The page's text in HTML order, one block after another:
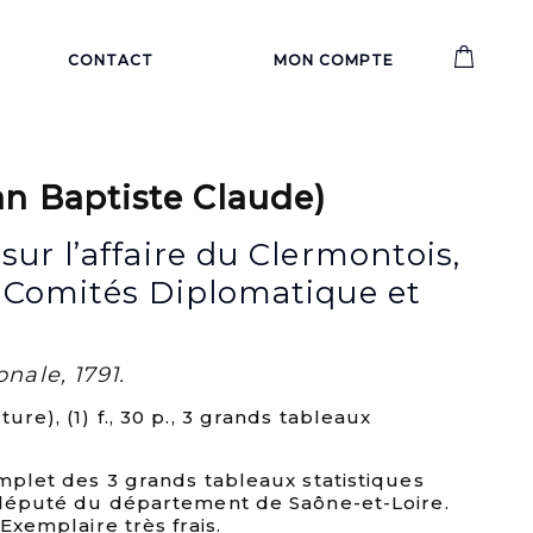
CONTACT MON COMPTE
Baptiste Claude)
l’affaire du Clermontois,
Diplomatique et
1791.
(1) f., 30 p., 3 grands tableaux
des 3 grands tableaux statistiques
du département de Saône-et-Loire.
très frais.